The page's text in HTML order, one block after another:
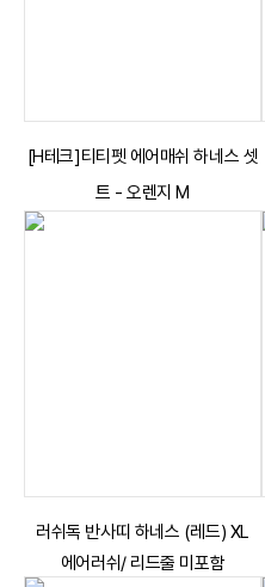
[H테크]티티펫 에어매쉬 하네스 셋
트 - 오렌지 M
러쉬독 반사띠 하네스 (레드) XL
에어러쉬/ 리드줄 미포함